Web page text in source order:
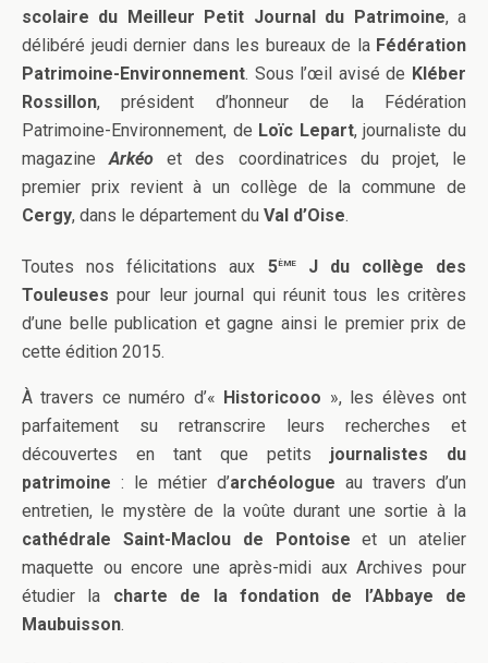
scolaire du Meilleur Petit Journal du Patrimoine, a
délibéré jeudi dernier dans les bureaux de la Fédération
Patrimoine-Environnement. Sous l’œil avisé de Kléber
Rossillon, président d’honneur de la Fédération
Patrimoine-Environnement, de Loïc Lepart, journaliste du
magazineArkéoet des coordinatrices du projet, le
premier prix revient à un collège de la commune de
Cergy, dans le département du Val d’Oise.
Toutes nos félicitations aux 5èmeJ du collège des
Touleuses pour leur journal qui réunit tous les critères
d’une belle publication et gagne ainsi le premier prix de
cette édition 2015.
À travers ce numéro d’« Historicooo », les élèves ont
parfaitement su retranscrire leurs recherches et
découvertes en tant que petits journalistes du
patrimoine : le métier d’archéologue au travers d’un
entretien, le mystère de la voûte durant une sortie à la
cathédrale Saint-Maclou de Pontoise et un atelier
maquette ou encore une après-midi aux Archives pour
étudier la charte de la fondation de l’Abbaye de
Maubuisson.